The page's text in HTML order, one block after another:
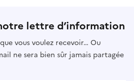
lettre d’information
vous voulez recevoir… Ou
ne sera bien sûr jamais partagée